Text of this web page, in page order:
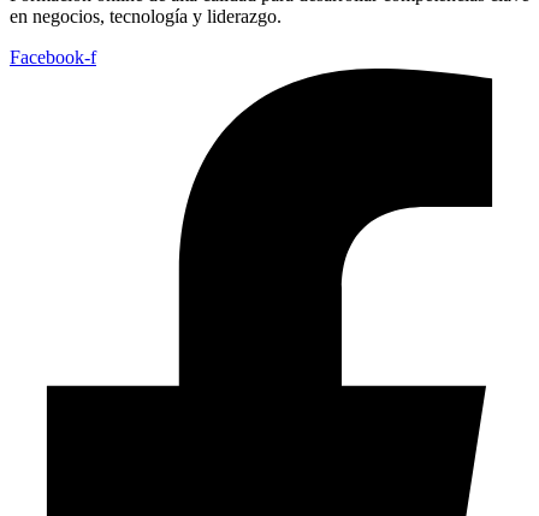
en negocios, tecnología y liderazgo.
Facebook-f